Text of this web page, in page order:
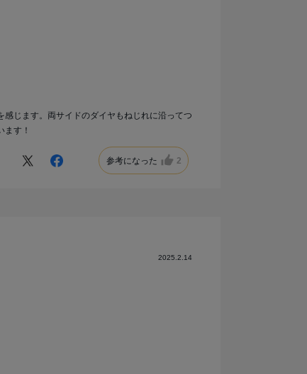
じます。両サイドのダイヤもねじれに沿ってつ
す！
参考になった 2
2025.2.14